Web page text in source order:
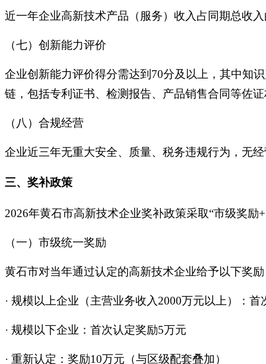
近一年企业高新技术产品（服务）收入占同期总收
（七）创新能力评价
企业创新能力评价得分需达到70分及以上，其中知
链，包括专利证书、检测报告、产品销售合同等佐
（八）合规经营
企业近三年无重大安全、质量、税务违规行为，无
三、奖补政策
2026年黄石市高新技术企业奖补政策采取“市级奖
（一）市级统一奖励
黄石市对当年通过认定的高新技术企业给予以下奖
· 规模以上企业（主营业务收入2000万元以上）：首
· 规模以下企业：首次认定奖励5万元
· 重新认定：奖励10万元（与区级配套叠加）